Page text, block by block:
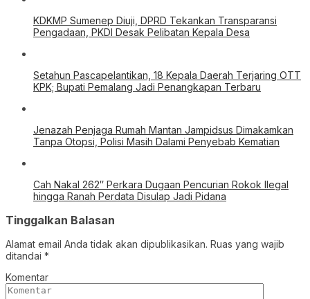
KDKMP Sumenep Diuji, DPRD Tekankan Transparansi
Pengadaan, PKDI Desak Pelibatan Kepala Desa
Setahun Pascapelantikan, 18 Kepala Daerah Terjaring OTT
KPK; Bupati Pemalang Jadi Penangkapan Terbaru
Jenazah Penjaga Rumah Mantan Jampidsus Dimakamkan
Tanpa Otopsi, Polisi Masih Dalami Penyebab Kematian
Cah Nakal 262″ Perkara Dugaan Pencurian Rokok Ilegal
hingga Ranah Perdata Disulap Jadi Pidana
Tinggalkan Balasan
Alamat email Anda tidak akan dipublikasikan. Ruas yang wajib
ditandai *
Komentar